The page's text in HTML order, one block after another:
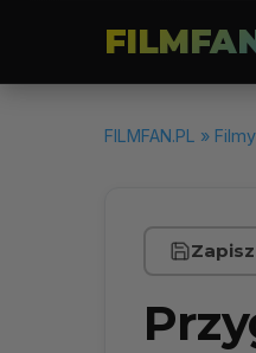
FILMFAN.PL » Filmy